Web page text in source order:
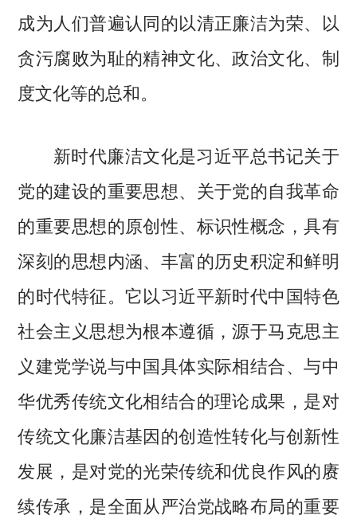
成为人们普遍认同的以清正廉洁为荣、以
贪污腐败为耻的精神文化、政治文化、制
度文化等的总和。
新时代廉洁文化是习近平总书记关于
党的建设的重要思想、关于党的自我革命
的重要思想的原创性、标识性概念，具有
深刻的思想内涵、丰富的历史积淀和鲜明
的时代特征。它以习近平新时代中国特色
社会主义思想为根本遵循，源于马克思主
义建党学说与中国具体实际相结合、与中
华优秀传统文化相结合的理论成果，是对
传统文化廉洁基因的创造性转化与创新性
发展，是对党的光荣传统和优良作风的赓
续传承，是全面从严治党战略布局的重要